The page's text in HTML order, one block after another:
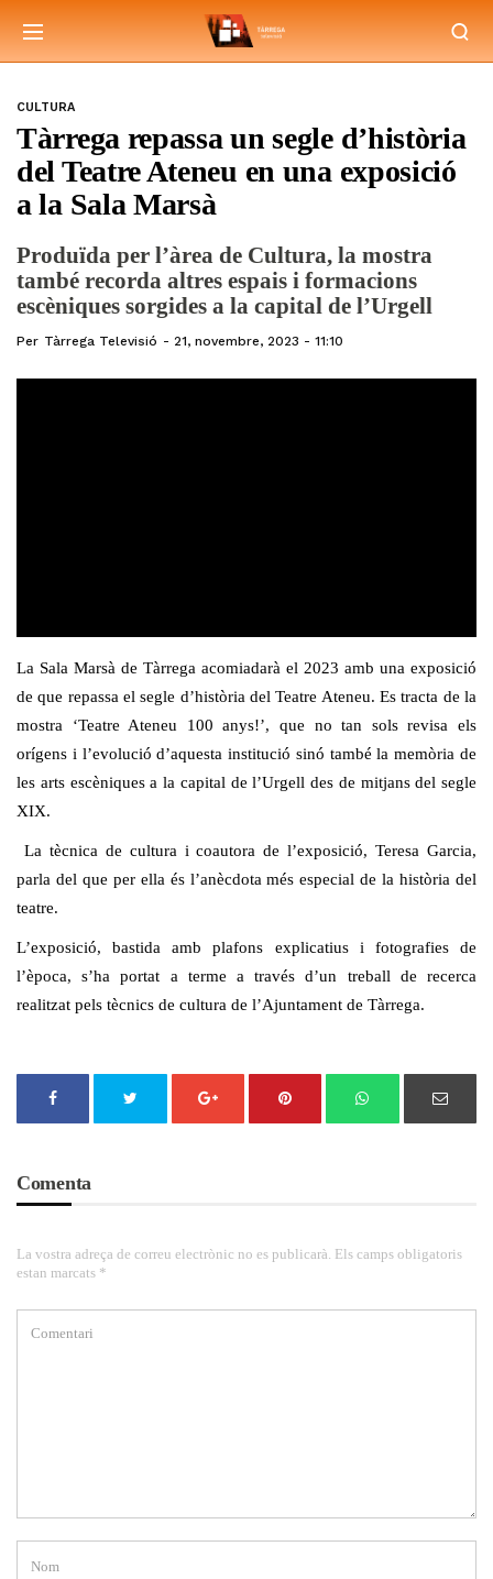
CULTURA
Tàrrega repassa un segle d’història
del Teatre Ateneu en una exposició
a la Sala Marsà
Produïda per l’àrea de Cultura, la mostra
també recorda altres espais i formacions
escèniques sorgides a la capital de l’Urgell
Per Tàrrega Televisió 21, novembre, 2023 - 11:10
La Sala Marsà de Tàrrega acomiadarà el 2023 amb una exposició
de que repassa el segle d’història del Teatre Ateneu. Es tracta de la
mostra ‘Teatre Ateneu 100 anys!’, que no tan sols revisa els
orígens i l’evolució d’aquesta institució sinó també la memòria de
les arts escèniques a la capital de l’Urgell des de mitjans del segle
XIX.
La tècnica de cultura i coautora de l’exposició, Teresa Garcia,
parla del que per ella és l’anècdota més especial de la història del
teatre.
L’exposició, bastida amb plafons explicatius i fotografies de
l’època, s’ha portat a terme a través d’un treball de recerca
realitzat pels tècnics de cultura de l’Ajuntament de Tàrrega.
Comenta
La vostra adreça de correu electrònic no es publicarà. Els camps obligatoris
estan marcats *